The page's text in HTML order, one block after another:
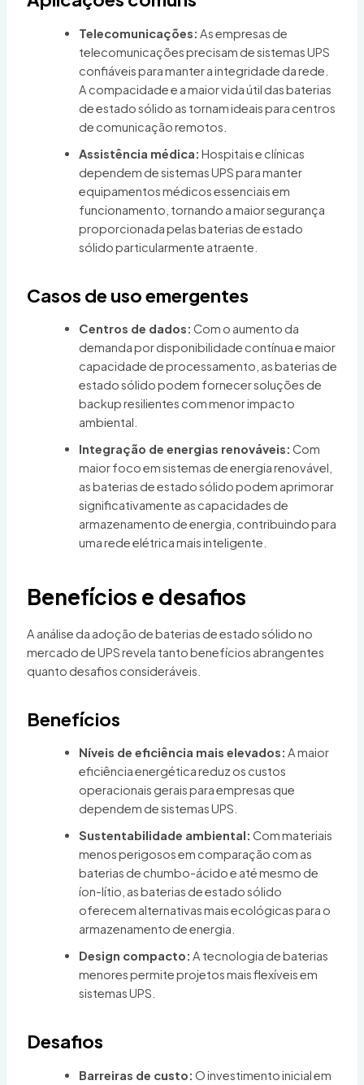
Telecomunicações: As empresas de
telecomunicações precisam de sistemas UPS
confiáveis para manter a integridade da rede.
A compacidade e a maior vida útil das baterias
de estado sólido as tornam ideais para centros
de comunicação remotos.
Assistência médica: Hospitais e clínicas
dependem de sistemas UPS para manter
equipamentos médicos essenciais em
funcionamento, tornando a maior segurança
proporcionada pelas baterias de estado
sólido particularmente atraente.
Casos de uso emergentes
Centros de dados: Com o aumento da
demanda por disponibilidade contínua e maior
capacidade de processamento, as baterias de
estado sólido podem fornecer soluções de
backup resilientes com menor impacto
ambiental.
Integração de energias renováveis: Com
maior foco em sistemas de energia renovável,
as baterias de estado sólido podem aprimorar
significativamente as capacidades de
armazenamento de energia, contribuindo para
uma rede elétrica mais inteligente.
Benefícios e desafios
A análise da adoção de baterias de estado sólido no
mercado de UPS revela tanto benefícios abrangentes
quanto desafios consideráveis.
Benefícios
Níveis de eficiência mais elevados: A maior
eficiência energética reduz os custos
operacionais gerais para empresas que
dependem de sistemas UPS.
Sustentabilidade ambiental: Com materiais
menos perigosos em comparação com as
baterias de chumbo-ácido e até mesmo de
íon-lítio, as baterias de estado sólido
oferecem alternativas mais ecológicas para o
armazenamento de energia.
Design compacto: A tecnologia de baterias
menores permite projetos mais flexíveis em
sistemas UPS.
Desafios
Barreiras de custo: O investimento inicial em